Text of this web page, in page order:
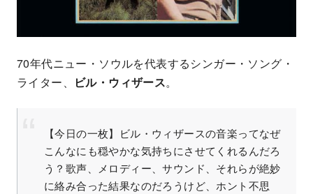
70年代ニュー・ソウルを代表するシンガー・ソング・
ライター、
ビル・ウィザース。
【今日の一枚】ビル・ウィザースの音楽ってなぜ
こんなにも穏やかな気持ちにさせてくれるんだろ
う？歌声、メロディー、サウンド、それらが絶妙
に絡み合った結果なのだろうけど、ホント不思